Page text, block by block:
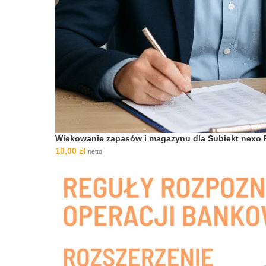
Wiekowanie zapasów i magazynu dla Subiekt nexo
10,00 zł netto